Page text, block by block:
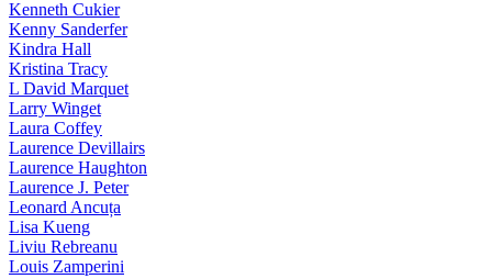
Kenneth Cukier
Kenny Sanderfer
Kindra Hall
Kristina Tracy
L David Marquet
Larry Winget
Laura Coffey
Laurence Devillairs
Laurence Haughton
Laurence J. Peter
Leonard Ancuța
Lisa Kueng
Liviu Rebreanu
Louis Zamperini